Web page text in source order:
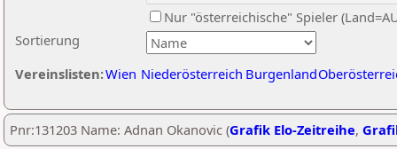
Sortierung
Nur "österreichische" Spieler
Vereinslisten:Wien Niederösterreich Burgenland
Pnr:131203 Name: Adnan Okanovic (Grafik Elo-Zeitreihe,